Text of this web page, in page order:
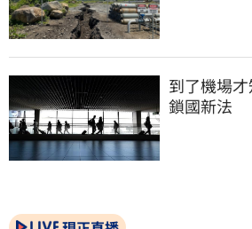
到了機場
鎖國新法